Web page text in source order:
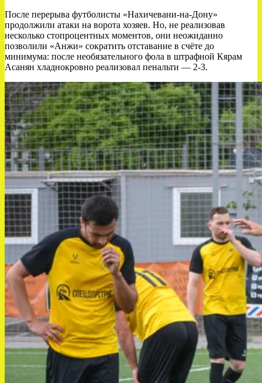
После перерыва футболисты «Нахичевани‑на‑Дону»
продолжили атаки на ворота хозяев. Но, не реализовав
несколько стопроцентных моментов, они неожиданно
позволили «Анжи» сократить отставание в счёте до
минимума: после необязательного фола в штрафной Кярам
Асанян хладнокровно реализовал пенальти — 2-3.